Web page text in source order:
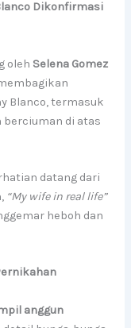
Dikonfirmasi
oleh Selena Gomez
Blanco, termasuk
berciuman di atas
datang dari
“My wife in real life”
heboh dan
anggun